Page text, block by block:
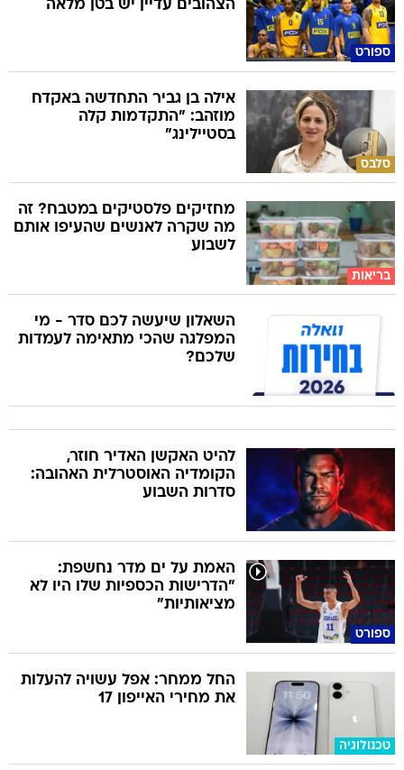
ספורט
הצהובים עדיין יש בטן מלאה
סלבס
אילה בן גביר התחדשה באקדח
מוזהב: "התקדמות קלה
בסטיילינג"
בריאות
מחזיקים פלסטיקים במטבח? זה
מה שקרה לאנשים שהעיפו אותם
לשבוע
השאלון שיעשה לכם סדר - מי
המפלגה שהכי מתאימה לעמדות
שלכם?
להיט האקשן האדיר חוזר,
הקומדיה האוסטרלית האהובה:
סדרות השבוע
ספורט
האמת על ים מדר נחשפת:
"הדרישות הכספיות שלו היו לא
מציאותיות"
טכנולוגיה
החל ממחר: אפל עשויה להעלות
את מחירי האייפון 17